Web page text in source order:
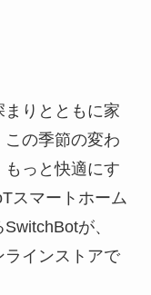
りとともに家
の季節の変わ
もっと快適にす
スマートホーム
が、
ラインストアで